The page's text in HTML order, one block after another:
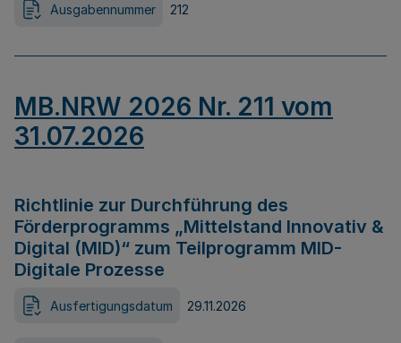
Ausgabennummer 212
MB.NRW 2026 Nr. 211 vom
31.07.2026
Richtlinie zur Durchführung des
Förderprogramms „Mittelstand Innovativ &
Digital (MID)“ zum Teilprogramm MID-
Digitale Prozesse
Ausfertigungsdatum 29.11.2026